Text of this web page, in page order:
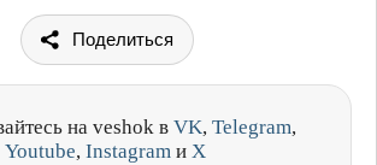
Поделиться
на veshok в VK, Telegram,
Youtube, Instagram и X